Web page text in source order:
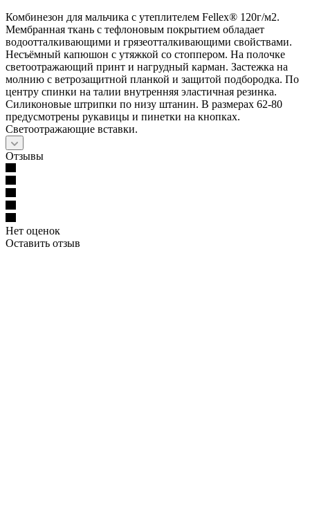
Комбинезон для мальчика с утеплителем Fellex® 120г/м2.
Мембранная ткань с тефлоновым покрытием обладает
водоотталкивающими и грязеотталкивающими свойствами.
Несъёмный капюшон с утяжкой со стоппером. На полочке
светоотражающий принт и нагрудный карман. Застежка на
молнию с ветрозащитной планкой и защитой подбородка. По
центру спинки на талии внутренняя эластичная резинка.
Силиконовые штрипки по низу штанин. В размерах 62-80
предусмотрены рукавицы и пинетки на кнопках.
Светоотражающие вставки.
Отзывы
Нет оценок
Оставить отзыв